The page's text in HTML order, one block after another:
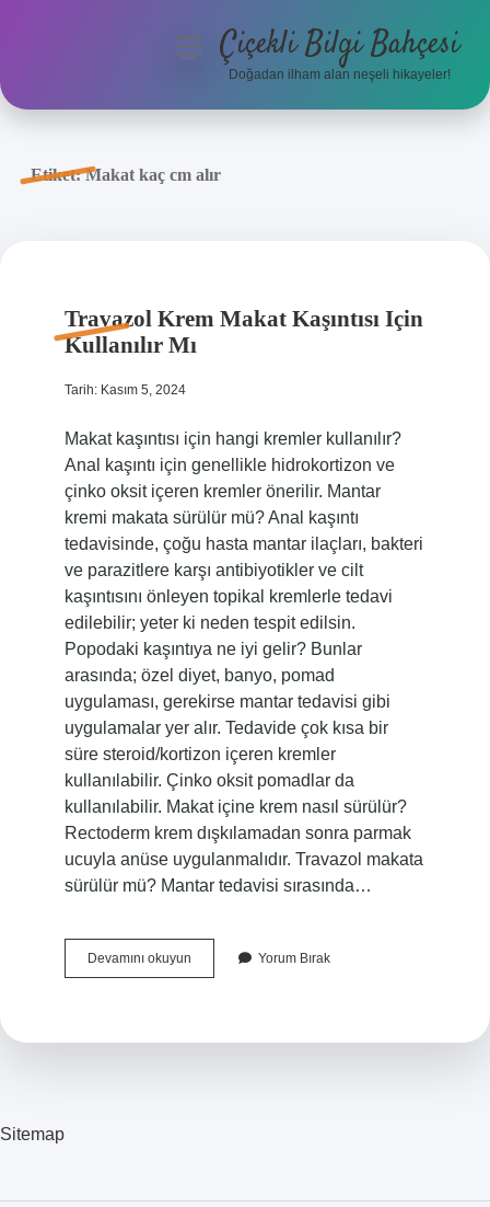
Anasayfa
menüyüÇiçekli Bilgi Bahçesi
Doğadan ilham alan neşeli hikayeler!
Etiket:Makat kaç cm alır
Travazol Krem Makat Kaşıntısı Için
Kullanılır Mı
Tarih: Kasım 5, 2024
Makat kaşıntısı için hangi kremler kullanılır?
Anal kaşıntı için genellikle hidrokortizon ve
çinko oksit içeren kremler önerilir. Mantar
kremi makata sürülür mü? Anal kaşıntı
tedavisinde, çoğu hasta mantar ilaçları, bakteri
ve parazitlere karşı antibiyotikler ve cilt
kaşıntısını önleyen topikal kremlerle tedavi
edilebilir; yeter ki neden tespit edilsin.
Popodaki kaşıntıya ne iyi gelir? Bunlar
arasında; özel diyet, banyo, pomad
uygulaması, gerekirse mantar tedavisi gibi
uygulamalar yer alır. Tedavide çok kısa bir
süre steroid/kortizon içeren kremler
kullanılabilir. Çinko oksit pomadlar da
kullanılabilir. Makat içine krem nasıl sürülür?
Rectoderm krem ​​dışkılamadan sonra parmak
ucuyla anüse uygulanmalıdır. Travazol makata
sürülür mü? Mantar tedavisi sırasında…
Devamını okuyunTravazol
Krem
Yorum Bırak
Sitemap